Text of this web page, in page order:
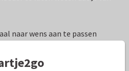
naar wens aan te passen
Amke